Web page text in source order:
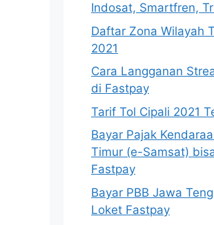
Indosat, Smartfren,
Daftar Zona Wilayah
2021
Cara Langganan
di Fastpay
Tarif Tol Cipali 2021
Bayar Pajak
Timur (e-Samsat)
Fastpay
Bayar PBB Jawa
Loket Fastpay